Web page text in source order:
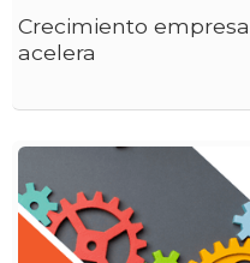
Crecimiento
acelera